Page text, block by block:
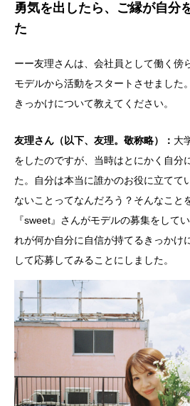
勇気を出したら、ご縁が自分
た
ーー友理さんは、会社員として働く傍
モデルから活動をスタートさせました
きっかけについて教えてください。
友理さん（以下、友理。敬称略）： 大
をしたのですが、当時はとにかく自分
た。自分は本当に誰かのお役に立てて
ないことってなんだろう？そんなこと
『sweet』さんがモデルの募集をして
れが何か自分に自信が持てるきっかけ
して応募してみることにしました。